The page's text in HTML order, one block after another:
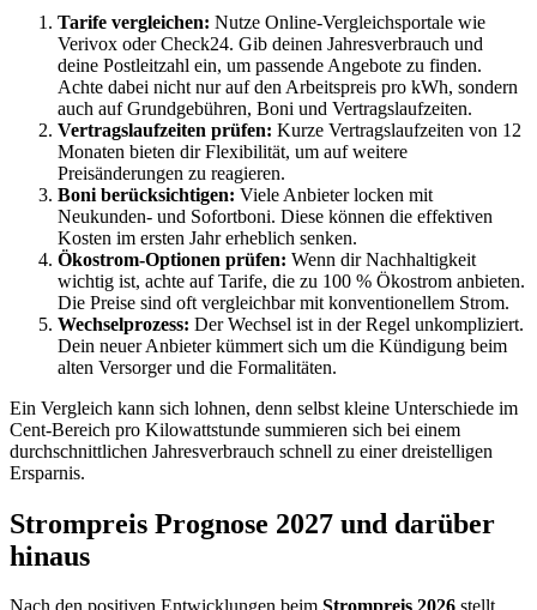
Tarife vergleichen: Nutze Online-Vergleichsportale wie
Verivox oder Check24. Gib deinen Jahresverbrauch und
deine Postleitzahl ein, um passende Angebote zu finden.
Achte dabei nicht nur auf den Arbeitspreis pro kWh, sondern
auch auf Grundgebühren, Boni und Vertragslaufzeiten.
Vertragslaufzeiten prüfen: Kurze Vertragslaufzeiten von 12
Monaten bieten dir Flexibilität, um auf weitere
Preisänderungen zu reagieren.
Boni berücksichtigen: Viele Anbieter locken mit
Neukunden- und Sofortboni. Diese können die effektiven
Kosten im ersten Jahr erheblich senken.
Ökostrom-Optionen prüfen: Wenn dir Nachhaltigkeit
wichtig ist, achte auf Tarife, die zu 100 % Ökostrom anbieten.
Die Preise sind oft vergleichbar mit konventionellem Strom.
Wechselprozess: Der Wechsel ist in der Regel unkompliziert.
Dein neuer Anbieter kümmert sich um die Kündigung beim
alten Versorger und die Formalitäten.
Ein Vergleich kann sich lohnen, denn selbst kleine Unterschiede im
Cent-Bereich pro Kilowattstunde summieren sich bei einem
durchschnittlichen Jahresverbrauch schnell zu einer dreistelligen
Ersparnis.
Strompreis Prognose 2027 und darüber
hinaus